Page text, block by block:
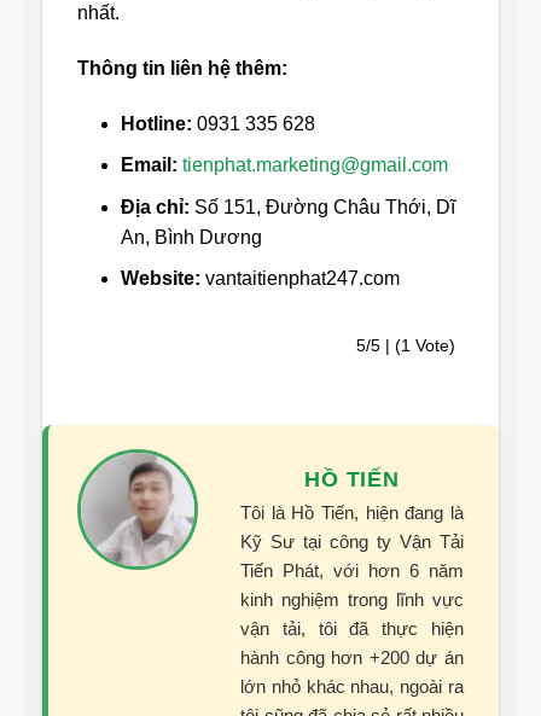
nhất.
Thông tin liên hệ thêm:
Hotline: 0931 335 628
Email: tienphat.marketing@gmail.com
Địa chỉ: Số 151, Đường Châu Thới, Dĩ
An, Bình Dương
Website: vantaitienphat247.com
5/5 | (1 Vote)
HỒ TIẾN
Tôi là Hồ Tiến, hiện đang là
Kỹ Sư tại công ty Vận Tải
Tiến Phát, với hơn 6 năm
kinh nghiệm trong lĩnh vực
vận tải, tôi đã thực hiện
hành công hơn +200 dự án
lớn nhỏ khác nhau, ngoài ra